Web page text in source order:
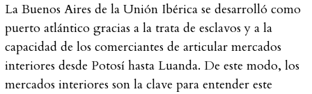
La Buenos Aires de la Unión Ibérica se desarrolló como
puerto atlántico gracias a la trata de esclavos y a la
capacidad de los comerciantes de articular mercados
interiores desde Potosí hasta Luanda. De este modo, los
mercados interiores son la clave para entender este